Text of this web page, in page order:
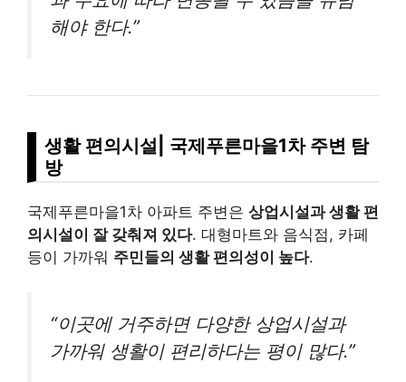
해야 한다.”
생활 편의시설| 국제푸른마을1차 주변 탐
방
국제푸른마을1차 아파트 주변은 상업시설과 생활 편
의시설이 잘 갖춰져 있다. 대형마트와 음식점, 카페
등이 가까워 주민들의 생활 편의성이 높다.
“이곳에 거주하면 다양한 상업시설과
가까워 생활이 편리하다는 평이 많다.”